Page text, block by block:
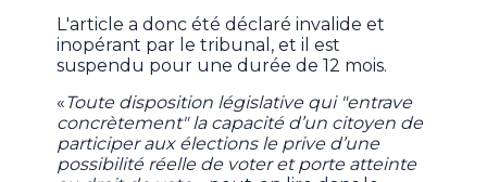
L'article a donc été déclaré invalide et
inopérant par le tribunal, et il est
suspendu pour une durée de 12 mois.
«Toute disposition législative qui "entrave
concrètement" la capacité d’un citoyen de
participer aux élections le prive d’une
possibilité réelle de voter et porte atteinte